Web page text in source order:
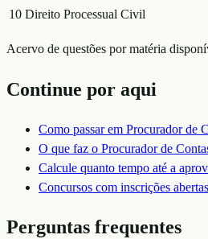
10 Direito Processual Civil
Acervo de questões por matéria
Continue por aqui
Como passar em Procurador de
O que faz o Procurador de
Calcule quanto tempo até a
Concursos com inscrições abertas
Perguntas frequentes